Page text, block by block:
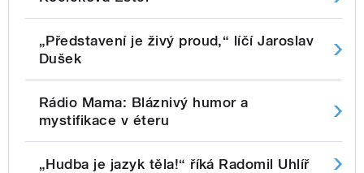
„Představení je živý proud,“ líčí Jaroslav
Dušek
Rádio Mama: Bláznivý humor a
mystifikace v éteru
„Hudba je jazyk těla!“ říká Radomil Uhlíř